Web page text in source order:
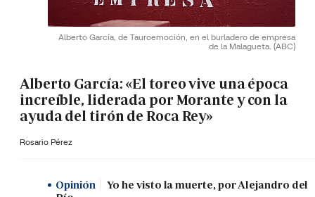
Alberto García, de Tauroemoción, en el burladero de empresa
de la Malagueta. (ABC)
Alberto García: «El toreo vive una época
increíble, liderada por Morante y con la
ayuda del tirón de Roca Rey»
Rosario Pérez
Opinión
Yo he visto la muerte, por Alejandro del